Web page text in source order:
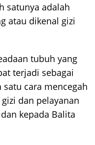
satunya adalah
atau dikenal gizi
tubuh yang
terjadi sebagai
satu cara mencegah
dan pelayanan
kepada Balita